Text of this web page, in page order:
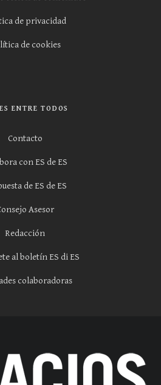
de privacidad
de cookies
ENTRE TODOS
Contacto
con ES de ES
de ES de ES
Asesor
Redacción
al boletín ES di ES
colaboradoras